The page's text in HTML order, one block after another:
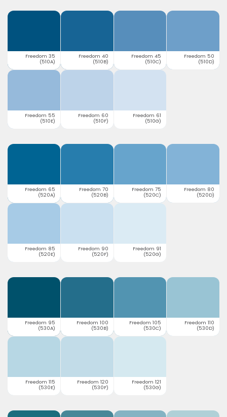
Freedom 35
(510A)
Freedom 40
(510B)
Freedom 45
(510C)
Freedom 50
(510D)
Freedom 55
(510E)
Freedom 60
(510F)
Freedom 61
(510G)
Freedom 65
(520A)
Freedom 70
(520B)
Freedom 75
(520C)
Freedom 80
(520D)
Freedom 85
(520E)
Freedom 90
(520F)
Freedom 91
(520G)
Freedom 95
(530A)
Freedom 100
(530B)
Freedom 105
(530C)
Freedom 110
(530D)
Freedom 115
(530E)
Freedom 120
(530F)
Freedom 121
(530G)